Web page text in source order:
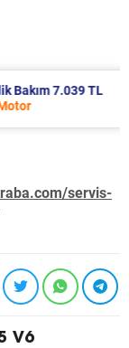
TL
servis-
V6